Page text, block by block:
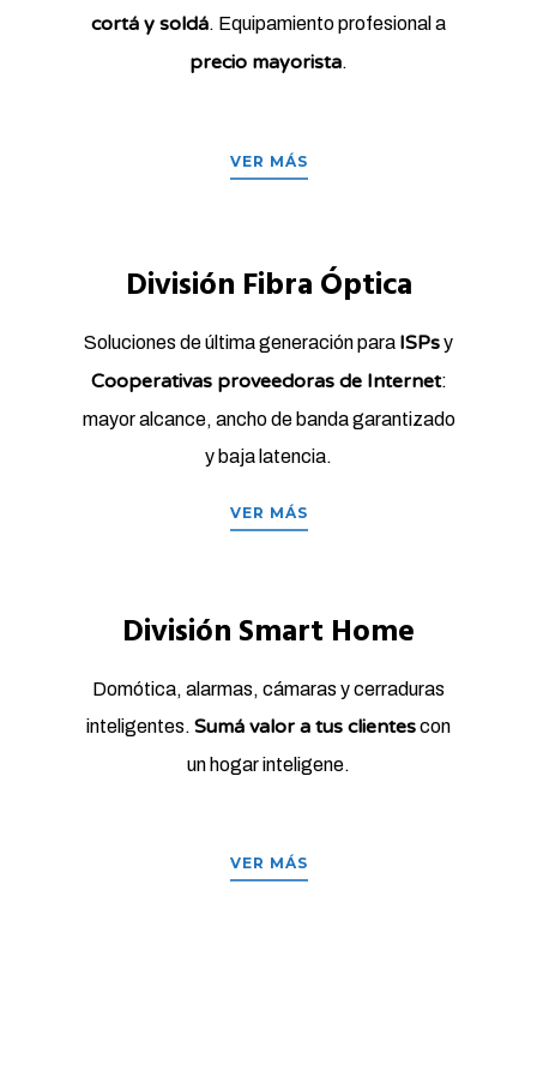
cortá y soldá. Equipamiento profesional a
precio mayorista.
VER MÁS
División Fibra Óptica
Soluciones de última generación para ISPsy
Cooperativas proveedoras de Internet:
mayor alcance, ancho de banda garantizado
y baja latencia.
VER MÁS
División Smart Home
Domótica, alarmas, cámaras y cerraduras
inteligentes. Sumá valor a tus clientescon
un hogar inteligene.
VER MÁS